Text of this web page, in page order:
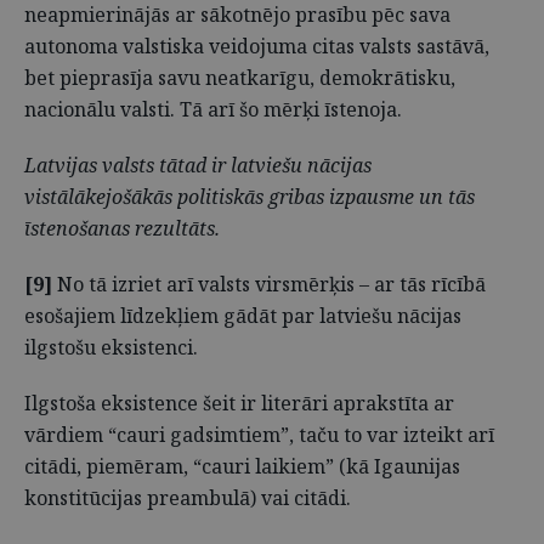
neapmierinājās ar sākotnējo prasību pēc sava
autonoma valstiska veidojuma citas valsts sastāvā,
bet pieprasīja savu neatkarīgu, demokrātisku,
nacionālu valsti. Tā arī šo mērķi īstenoja.
Latvijas valsts tātad ir latviešu nācijas
vistālākejošākās politiskās gribas izpausme un tās
īstenošanas rezultāts.
[9] No tā izriet arī valsts virsmērķis – ar tās rīcībā
esošajiem līdzekļiem gādāt par latviešu nācijas
ilgstošu eksistenci.
Ilgstoša eksistence šeit ir literāri aprakstīta ar
vārdiem “cauri gadsimtiem”, taču to var izteikt arī
citādi, piemēram, “cauri laikiem” (kā Igaunijas
konstitūcijas preambulā) vai citādi.